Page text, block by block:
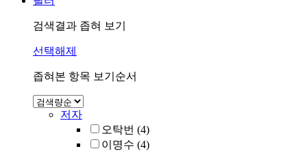
검색결과 좁혀 보기
선택해제
좁혀본 항목 보기순서
저자
오탁번 (4)
이명수 (4)